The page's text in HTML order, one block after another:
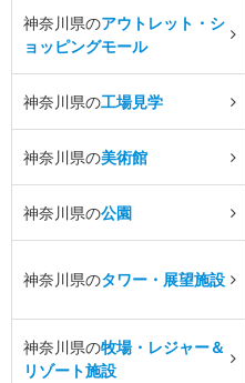
神奈川県のアウトレット・シ
ョッピングモール
神奈川県の工場見学
神奈川県の美術館
神奈川県の公園
神奈川県のタワー・展望施設
神奈川県の牧場・レジャー＆
リゾート施設